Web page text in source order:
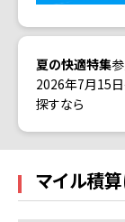
夏の快適特集
2026年7月15日
探すなら
マイル積